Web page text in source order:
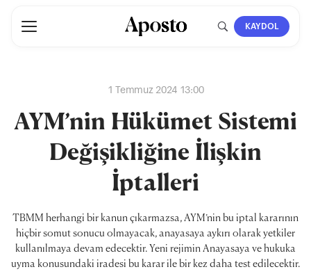
KAYDOL
1 Temmuz 2024 13:00
AYM’nin Hükümet Sistemi
Değişikliğine İlişkin
İptalleri
TBMM herhangi bir kanun çıkarmazsa, AYM’nin bu iptal kararının
hiçbir somut sonucu olmayacak, anayasaya aykırı olarak yetkiler
kullanılmaya devam edecektir. Yeni rejimin Anayasaya ve hukuka
uyma konusundaki iradesi bu karar ile bir kez daha test edilecektir.